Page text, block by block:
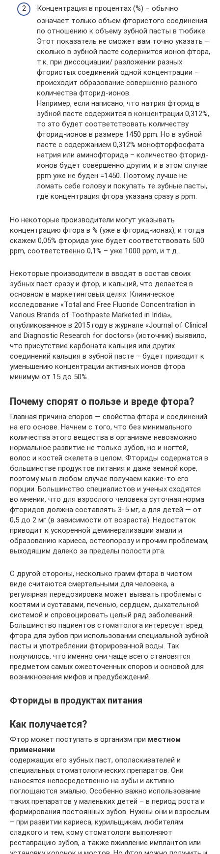
Концентрация в процентах (%) – обычно
означает только объем фтористого соединения
по отношению к объему зубной пасты в тюбике.
Этот показатель не сможет вам точно указать –
сколько в зубной пасте содержится ионов фтора,
т.к. при диссоциации/ разложении разных
фтористых соединений одной концентрации –
происходит образование совершенно разного
количества фторид-ионов.
Например, если написано, что натрия фторид в
зубной пасте содержится в концентрации 0,312%,
то это будет соответствовать количеству
фторид-ионов в размере 1450 ppm. Но в зубной
пасте с содержанием 0,312% монофторфосфата
натрия или аминофторида – количество фторид-
ионов будет совершенно другим, и в этом случае
ppm уже не буден =1450. Поэтому, лучше не
ломать себе голову и покупать те зубные пасты,
где концентрация фтора указана сразу в ppm.
Но некоторые производители могут указывать
концентрацию фтора в % (уже в фторид-ионах), и тогда
скажем 0,05% фторида уже будет соответствовать 500
ppm, соответственно 0,1% – уже 1000 ppm, и т.д.
Некоторые производители в вводят в состав своих
зубных паст сразу и фтор, и кальций, что делается в
основном в маркетинговых целях. Клиническое
исследование «Total and Free Fluoride Concentration in
Various Brands of Toothpaste Marketed in India»,
опубликованное в 2015 году в журнале «Journal of Clinical
and Diagnostic Research for doctors» (источник) выявило,
что присутствие карбоната кальция или других
соединений кальция в зубной пасте – будет приводит к
уменьшению концентрации активных ионов фтора
минимум от 15 до 50%.
Почему спорят о пользе и вреде фтора?
Главная причина споров — свойства фтора и соединений
на его основе. Начнем с того, что без минимального
количества этого вещества в организме невозможно
нормальное развитие не только зубов, но и ногтей,
волос и костей скелета в целом. Фториды содержатся в
большинстве продуктов питания и даже земной коре,
поэтому мы в любом случае получаем какие-то его
порции. Большинство специалистов и ученых сходятся
во мнении, что для взрослого человека суточная норма
фторидов должна составлять 3-5 мг, а для детей — от
0,5 до 2 мг (в зависимости от возраста). Недостаток
приводит к ускоренной деминерализации эмали и
образованию кариеса, остеопорозу и прочим проблемам,
выходящим далеко за пределы полости рта.
С другой стороны, несколько грамм фтора в чистом
виде считаются смертельными для человека, а
регулярная передозировка может вызвать проблемы с
костями и суставами, печенью, сердцем, дыхательной
системой и спровоцировать целый ряд заболеваний.
Большинство пациентов стоматолога интересует вред
фтора для зубов при использовании специальной зубной
пасты и употреблении фторированной воды. Так
получилось, что именно они чаще всего становятся
предметом самых ожесточенных споров и основой для
возникновения мифов и предубеждений.
Фториды в продуктах питания
Как получается?
Фтор может поступать в организм при местном
применении
содержащих его зубных паст, ополаскивателей и
специальных стоматологических препаратов. Они
наносятся непосредственно на зубы и активно
поглощаются эмалью. Особенно важно использование
таких препаратов у маленьких детей – в период роста и
формирования постоянных зубов. Нужны они и взрослым
– при развитии кариеса, курильщикам, любителям
сладкого и тем, кому стоматологи выполняют
реставрацию зубов, а также вживление имплантов или